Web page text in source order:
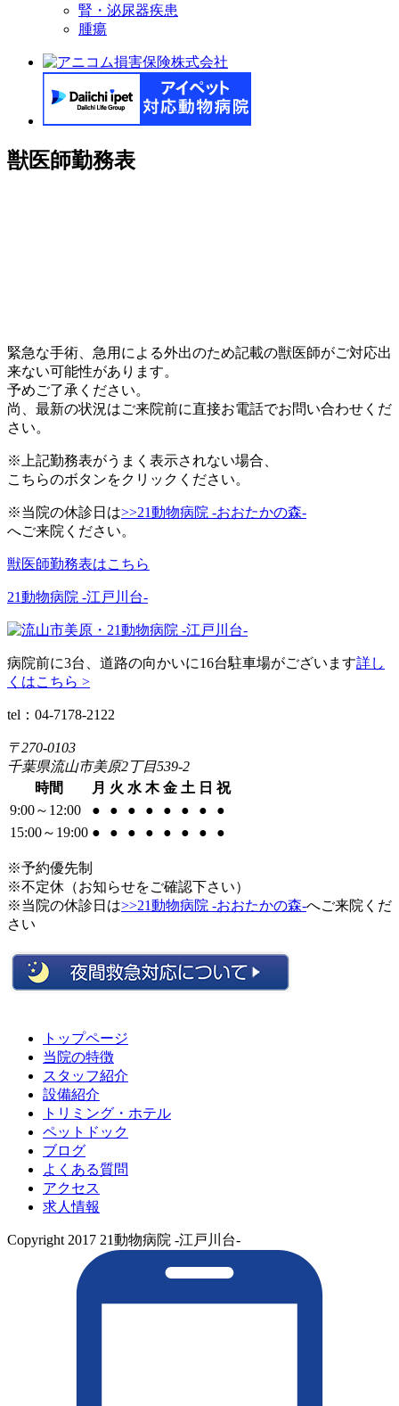
腎・泌尿器疾患
腫瘍
獣医師勤務表
緊急な手術、急用による外出のため記載の獣医師がご対応出
来ない可能性があります。
予めご了承ください。
尚、最新の状況はご来院前に直接お電話でお問い合わせくだ
さい。
※上記勤務表がうまく表示されない場合、
こちらのボタンをクリックください。
※当院の休診日は>>21動物病院 -おおたかの森-
へご来院ください。
獣医師勤務表はこちら
21動物病院 -江戸川台-
病院前に3台、道路の向かいに16台駐車場がございます詳し
くはこちら >
tel：04-7178-2122
〒270-0103
千葉県流山市美原2丁目539-2
時間
月 火 水 木 金 土 日 祝
9:00～12:00
● ● ● ● ● ● ●
●
15:00～19:00 ● ● ● ● ● ● ● ●
※予約優先制
※不定休（お知らせをご確認下さい）
※当院の休診日は>>21動物病院 -おおたかの森-へご来院くだ
さい
トップページ
当院の特徴
スタッフ紹介
設備紹介
トリミング・ホテル
ペットドック
ブログ
よくある質問
アクセス
求人情報
Copyright 2017 21動物病院 -江戸川台-